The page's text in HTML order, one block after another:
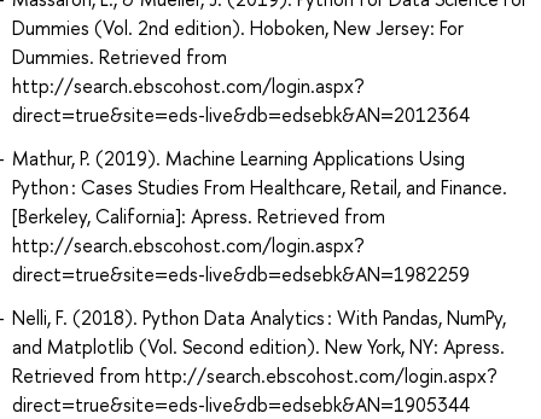
Dummies (Vol. 2nd edition). Hoboken, New Jersey: For
Dummies. Retrieved from
http://search.ebscohost.com/login.aspx?
direct=true&site=eds-live&db=edsebk&AN=2012364
Mathur, P. (2019). Machine Learning Applications Using
Python : Cases Studies From Healthcare, Retail, and Finance.
[Berkeley, California]: Apress. Retrieved from
http://search.ebscohost.com/login.aspx?
direct=true&site=eds-live&db=edsebk&AN=1982259
Nelli, F. (2018). Python Data Analytics : With Pandas, NumPy,
and Matplotlib (Vol. Second edition). New York, NY: Apress.
Retrieved from http://search.ebscohost.com/login.aspx?
direct=true&site=eds-live&db=edsebk&AN=1905344